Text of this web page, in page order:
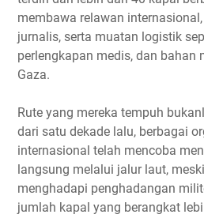
membawa relawan
jurnalis, serta muatan logistik
perlengkapan medis, dan bahan
Gaza.
Rute yang mereka tempuh
dari satu dekade lalu, berbagai
internasional telah mencoba
langsung melalui jalur laut,
menghadapi penghadangan
jumlah kapal yang berangkat